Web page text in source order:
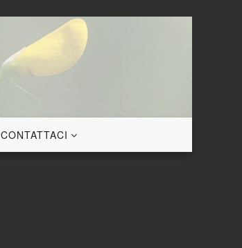
CONTATTACI